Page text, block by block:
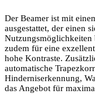
Der Beamer ist mit
ausgestattet, der einen
Nutzungsmöglichkeiten
zudem für eine
hohe Kontraste.
automatische
Hinderniserkennung,
das Angebot für